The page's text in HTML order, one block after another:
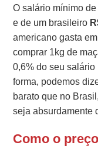
O salário mínimo
e de um brasileiro
americano gasta
comprar 1kg de
0,6% do seu
forma, podemos
barato que no
seja absurdamente
Como o